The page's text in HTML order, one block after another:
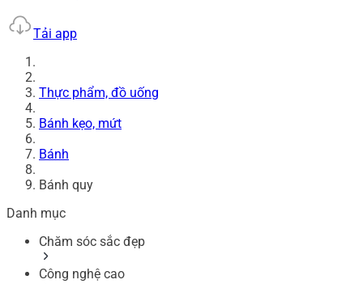
Tải app
Thực phẩm, đồ uống
Bánh kẹo, mứt
Bánh
Bánh quy
Danh mục
Chăm sóc sắc đẹp
Công nghệ cao